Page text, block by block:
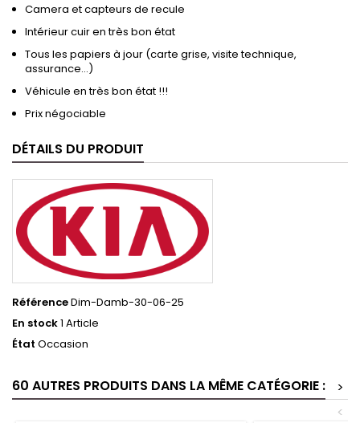
Camera et capteurs de recule
Intérieur cuir en très bon état
Tous les papiers à jour (carte grise, visite technique,
assurance…)
Véhicule en très bon état !!!
Prix négociable
DÉTAILS DU PRODUIT
RéférenceDim-Damb-30-06-25
En stock1 Article
État Occasion
60 AUTRES PRODUITS DANS LA MÊME CATÉGORIE :
>
<